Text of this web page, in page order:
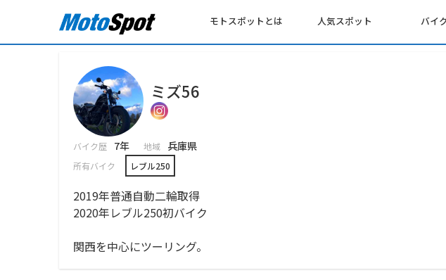
モトスポットとは 人気スポット バイ
ミズ56
バイク歴 7年 地域 兵庫県
所有バイク レブル250
2019年普通自動二輪取得
2020年レブル250初バイク
関西を中心にツーリング。